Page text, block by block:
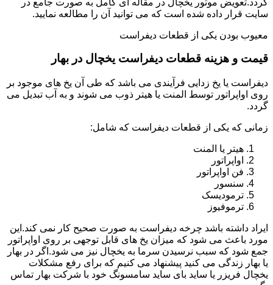
سایت قرار داده شده است که می توانید آن را مطالعه نمایید.
معیوب بودن یکی از قطعات دیفراست
قیمت و هزینه قطعات دیفراست یخچال در بهار
دیفراست یا یخ زدایی فرآیندی می باشد که طی آن یخ های موجود بر
روی اواپراتور توسط المنت یا هیتر ذوب می شوند و به آب تبدیل می
گردد.
زمانی که یکی از قطعات دیفراست که شامل:
هیتر یا المنت
اواپراتور
فن اواپراتور
سنسور
ترمودیسک
ترموفیوز
ایراد داشته باشد چرخه دیفراست به صورت صحیح کار نمی کند.این
مورد باعث می شود که میزان یخ های قابل توجهی بر روی اواپراتور
جمع شود که سبب نرسیدن سرما به یخچال نیز می شود.اگر در بهار
یا بهار زندگی می کنید پیشنهاد می کنیم که برای رفع مشکلات
یخچال فریزر یا ساید بای ساید سامسونگ خود با شرکت بهار تماس